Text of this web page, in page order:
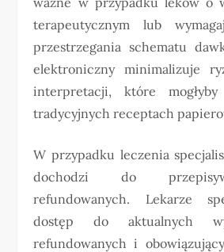
terapeutycznym lub
przestrzegania schematu
elektroniczny minimalizuje
interpretacji, które
tradycyjnych receptach
W przypadku leczenia
dochodzi do
refundowanych. Lekarze
dostęp do aktualnych
refundowanych i